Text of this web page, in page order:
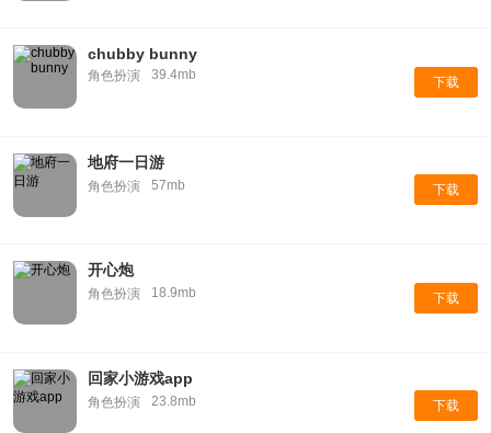
chubby bunny
角色扮演 39.4mb 下载
地府一日游
角色扮演 57mb 下载
开心炮
角色扮演 18.9mb 下载
回家小游戏app
角色扮演 23.8mb 下载